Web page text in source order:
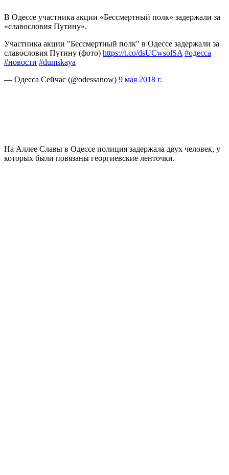
В Одессе участника акции «Бессмертный полк» задержали за
«славословия Путину».
Участника акции "Бессмертный полк" в Одессе задержали за
славословия Путину (фото) https://t.co/dsUCwsolSA #одесса
#новости #dumskaya
— Одесса Сейчас (@odessanow) 9 мая 2018 г.
На Аллее Славы в Одессе полиция задержала двух человек, у
которых были повязаны георгиевские ленточки.